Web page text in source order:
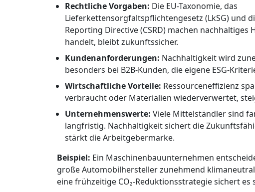
Rechtliche Vorgaben: Die EU-Taxonomie, das
Lieferkettensorgfaltspflichtengesetz (LkSG) und
Reporting Directive (CSRD) machen nachhaltiges
handelt, bleibt zukunftssicher.
Kundenanforderungen: Nachhaltigkeit wird
besonders bei B2B-Kunden, die eigene ESG-
Wirtschaftliche Vorteile: Ressourceneffizienz
verbraucht oder Materialien wiederverwertet,
Unternehmenswerte: Viele Mittelständler sind
langfristig. Nachhaltigkeit sichert die
stärkt die Arbeitgebermarke.
Beispiel: Ein Maschinenbauunternehmen
große Automobilhersteller zunehmend
eine frühzeitige CO₂-Reduktionsstrategie sichert